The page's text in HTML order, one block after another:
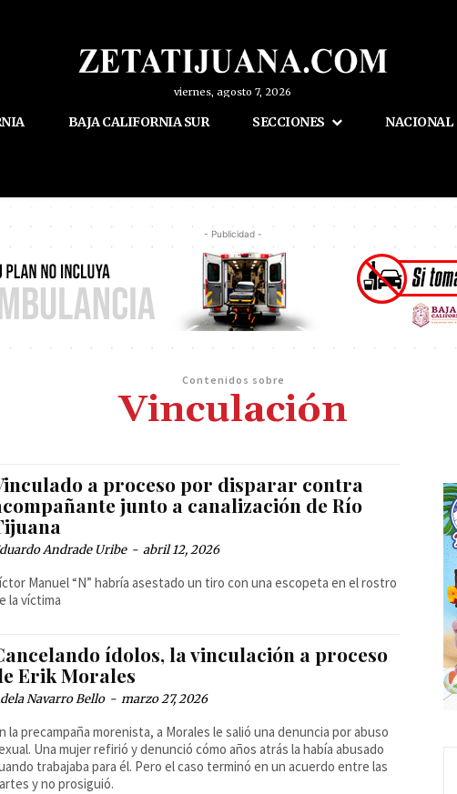
viernes, agosto 7, 2026
BAJA CALIFORNIA SUR SECCIONES NACIONAL
- Publicidad -
Contenidos sobre
Vinculación
a proceso por disparar contra
junto a canalización de Río
Andrade Uribe - abril 12, 2026
Manuel “N” habría asestado un tiro con una escopeta en el rostro
la víctima
ídolos, la vinculación a proceso
Erik Morales
Navarro Bello - marzo 27, 2026
la precampaña morenista, a Morales le salió una denuncia por abuso
Una mujer refirió y denunció cómo años atrás la había abusado
trabajaba para él. Pero el caso terminó en un acuerdo entre las
y no prosiguió.